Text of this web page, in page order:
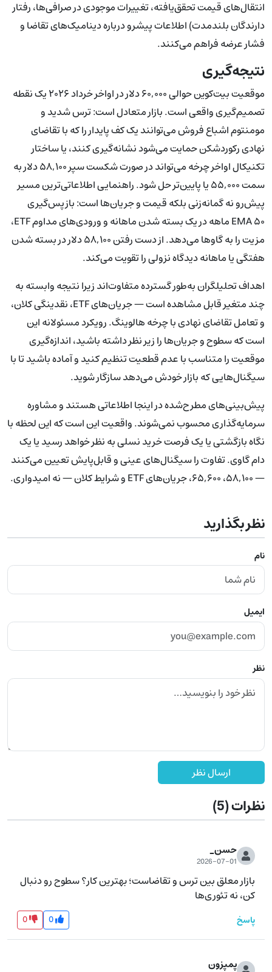
انتقال‌های قیمت تحقق‌یافته، تغییرات موجودی در صرافی‌ها، رفتار
دارندگان بلندمدت) اطلاعات پیشرو درباره دینامیک‌های تقاضا و
فشار عرضه فراهم می‌کنند.
نتیجه‌گیری
موقعیت بیت‌کوین حوالی ۶۰,۰۰۰ دلار در اواخر خرداد ۲۰۲۶ یک نقطه
تصمیم‌گیری واقعی است. بازار متعادل است: ترس شدید و
مومنتوم اشباع فروش می‌توانند یک کف پایدار را که با تقاضای
نهادی رکوردشکن حمایت می‌شود نشانه‌گیری کنند، یا ساختار
تکنیکال اواخر چرخه می‌تواند در صورت شکست سپر ۵۸,۱۰۰ دلار به
سمت ۵۵,۰۰۰ یا پایین‌تر حل شود. راهنمایی اطلاعاتی‌ترین مسیر
پیش‌رو نه گمانه‌زنی بلکه قیمت و جریان‌ها است: بازپس‌گیری
EMA ۵۰ ماهه در یک بسته شدن ماهانه و ورودی‌های مداوم ETF،
مزیت را به گاوها می‌دهد. از دست رفتن ۵۸,۱۰۰ دلار در بسته شدن
هفتگی یا ماهانه دیدگاه نزولی را تقویت می‌کند.
اهداف تحلیلگران به‌طور گسترده متفاوت‌اند زیرا نتیجه وابسته به
چند متغیر قابل مشاهده است — جریان‌های ETF، نقدینگی کلان،
و تعامل تقاضای نهادی با چرخه هالوینگ. رویکرد مسئولانه این
است که سطوح و جریان‌ها را زیر نظر داشته باشید، اندازه‌گیری
موقعیت را متناسب با عدم قطعیت تنظیم کنید و آماده باشید تا با
سیگنال‌هایی که بازار خودش می‌دهد سازگار شوید.
پیش‌بینی‌های مطرح‌شده در اینجا اطلاعاتی هستند و مشاوره
سرمایه‌گذاری محسوب نمی‌شوند. واقعیت این است که این لحظه با
نگاه بازگشتی یا یک فرصت خرید نسلی به نظر خواهد رسید یا یک
دام گاوی. تفاوت را سیگنال‌های عینی و قابل‌پایش تعیین می‌کنند
— ۵۸,۱۰۰، ۶۵,۶۰۰، جریان‌های ETF و شرایط کلان — نه امیدواری.
نظر بگذارید
نام
ایمیل
نظر
ارسال نظر
نظرات(5)
حسن_
2026-07-01
کن، نه تئوری‌ها
پاسخ 0
0
پمپزون